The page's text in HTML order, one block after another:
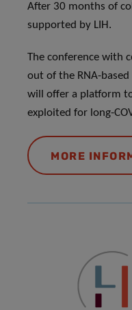
After 30 months of
supported by LIH.
The conference with
out of the RNA-
will offer a platform
exploited for long-
MORE